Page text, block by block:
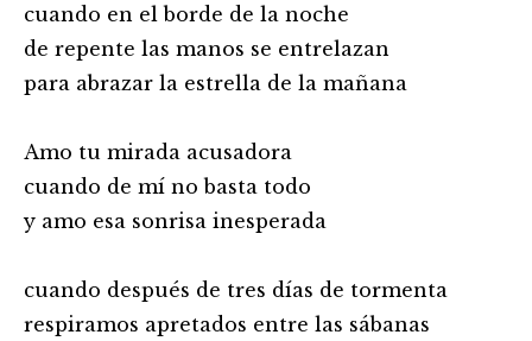
cuando en el borde de la noche
de repente las manos se entrelazan
para abrazar la estrella de la mañana
Amo tu mirada acusadora
cuando de mí no basta todo
y amo esa sonrisa inesperada
cuando después de tres días de tormenta
respiramos apretados entre las sábanas